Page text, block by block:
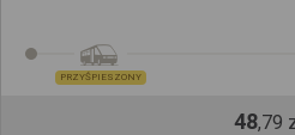
PRZYŚPIESZONY
48,79